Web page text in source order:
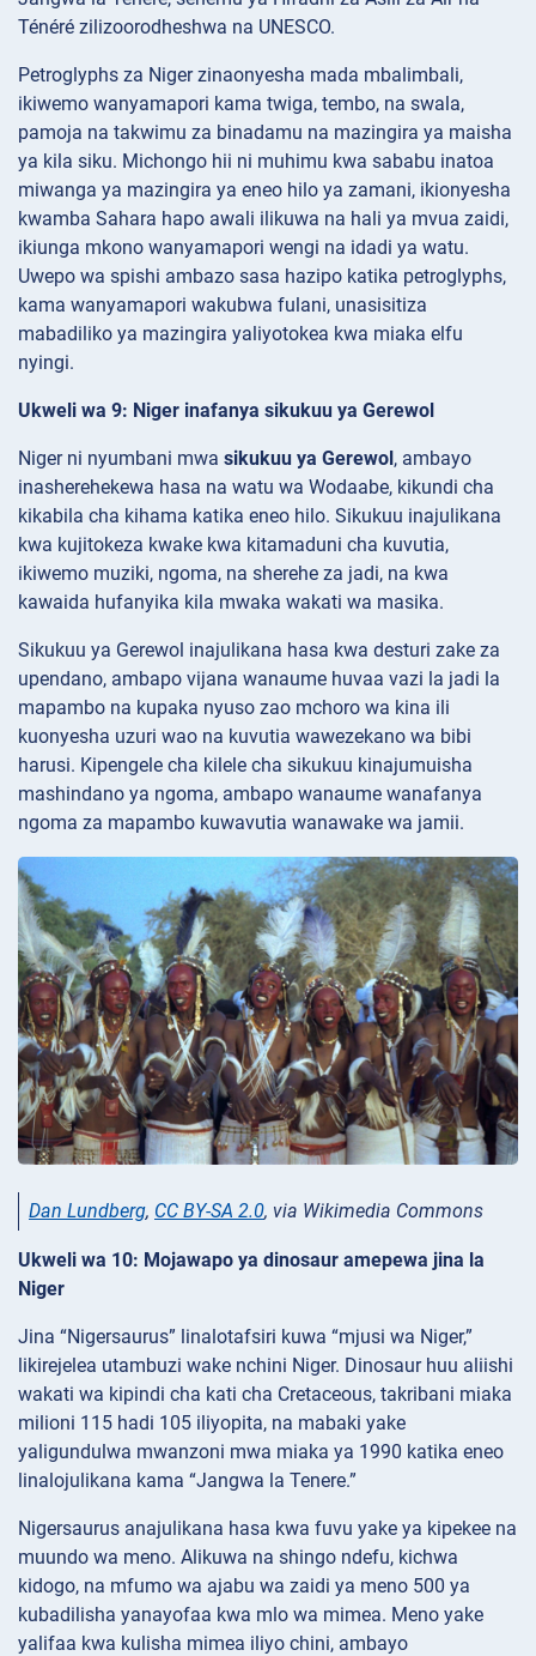
Ténéré zilizoorodheshwa na UNESCO.
Petroglyphs za Niger zinaonyesha mada mbalimbali,
ikiwemo wanyamapori kama twiga, tembo, na swala,
pamoja na takwimu za binadamu na mazingira ya maisha
ya kila siku. Michongo hii ni muhimu kwa sababu inatoa
miwanga ya mazingira ya eneo hilo ya zamani, ikionyesha
kwamba Sahara hapo awali ilikuwa na hali ya mvua zaidi,
ikiunga mkono wanyamapori wengi na idadi ya watu.
Uwepo wa spishi ambazo sasa hazipo katika petroglyphs,
kama wanyamapori wakubwa fulani, unasisitiza
mabadiliko ya mazingira yaliyotokea kwa miaka elfu
nyingi.
Ukweli wa 9: Niger inafanya sikukuu ya Gerewol
Niger ni nyumbani mwa sikukuu ya Gerewol , ambayo
inasherehekewa hasa na watu wa Wodaabe, kikundi cha
kikabila cha kihama katika eneo hilo. Sikukuu inajulikana
kwa kujitokeza kwake kwa kitamaduni cha kuvutia,
ikiwemo muziki, ngoma, na sherehe za jadi, na kwa
kawaida hufanyika kila mwaka wakati wa masika.
Sikukuu ya Gerewol inajulikana hasa kwa desturi zake za
upendano, ambapo vijana wanaume huvaa vazi la jadi la
mapambo na kupaka nyuso zao mchoro wa kina ili
kuonyesha uzuri wao na kuvutia wawezekano wa bibi
harusi. Kipengele cha kilele cha sikukuu kinajumuisha
mashindano ya ngoma, ambapo wanaume wanafanya
ngoma za mapambo kuwavutia wanawake wa jamii.
Dan Lundberg, CC BY-SA 2.0, via Wikimedia Commons
Ukweli wa 10: Mojawapo ya dinosaur amepewa jina la
Niger
Jina “Nigersaurus” linalotafsiri kuwa “mjusi wa Niger,”
likirejelea utambuzi wake nchini Niger. Dinosaur huu aliishi
wakati wa kipindi cha kati cha Cretaceous, takribani miaka
milioni 115 hadi 105 iliyopita, na mabaki yake
yaligundulwa mwanzoni mwa miaka ya 1990 katika eneo
linalojulikana kama “Jangwa la Tenere.”
Nigersaurus anajulikana hasa kwa fuvu yake ya kipekee na
muundo wa meno. Alikuwa na shingo ndefu, kichwa
kidogo, na mfumo wa ajabu wa zaidi ya meno 500 ya
kubadilisha yanayofaa kwa mlo wa mimea. Meno yake
yalifaa kwa kulisha mimea iliyo chini, ambayo